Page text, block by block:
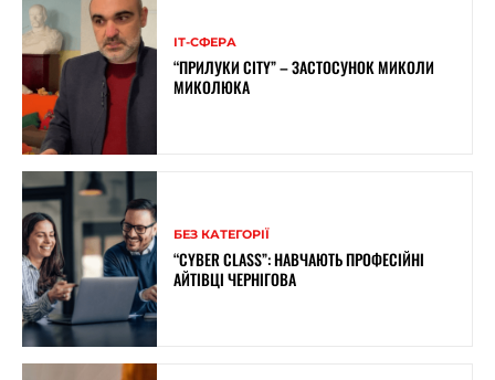
ІТ-СФЕРА
“ПРИЛУКИ CITY” – ЗАСТОСУНОК МИКОЛИ
МИКОЛЮКА
БЕЗ КАТЕГОРІЇ
“CYBER CLASS”: НАВЧАЮТЬ ПРОФЕСІЙНІ
АЙТІВЦІ ЧЕРНІГОВА